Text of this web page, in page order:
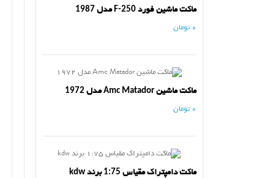
ماکت ماشین فورد F-250 مدل 1987
0 تومان
ماکت ماشین Amc Matador مدل 1972
0 تومان
ماکت دامپتراک مقیاس 1:75 برند kdw